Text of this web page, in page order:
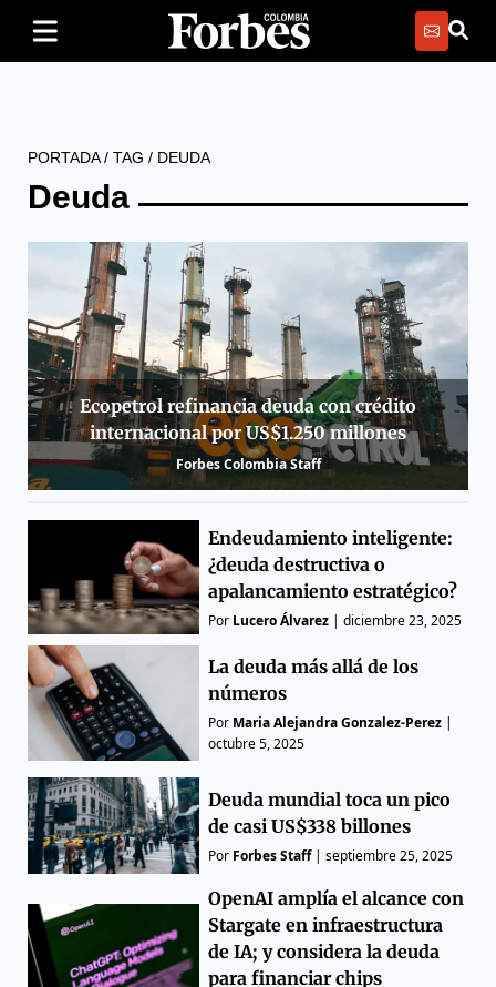
PORTADA/ TAG / DEUDA
Deuda
Ecopetrol refinancia deuda con crédito
internacional por US$1.250 millones
Forbes Colombia Staff
Endeudamiento inteligente:
¿deuda destructiva o
apalancamiento estratégico?
Por Lucero Álvarez |diciembre 23, 2025
La deuda más allá de los
números
Por Maria Alejandra Gonzalez-Perez |
octubre 5, 2025
Deuda mundial toca un pico
de casi US$338 billones
Por Forbes Staff|septiembre 25, 2025
OpenAI amplía el alcance con
Stargate en infraestructura
de IA; y considera la deuda
para financiar chips